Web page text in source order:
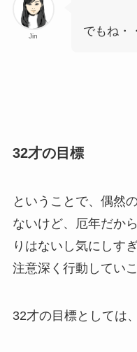
Jin でもね・
32才の目標
ということで、偶然
ないけど、厄年だか
りはないし気にしす
注意深く行動してい
32才の目標としては、